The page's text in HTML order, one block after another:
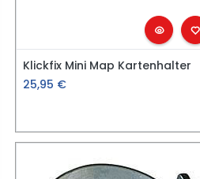
Klickfix Mini Map Kartenhalter
25,95 €